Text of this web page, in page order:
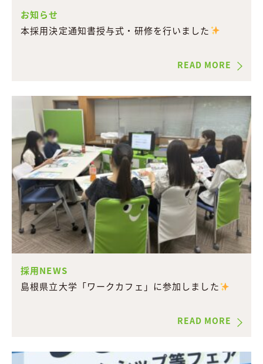
お知らせ
本採用決定通知書授与式・研修を行いました
READ MORE
採用NEWS
島根県立大学「ワークカフェ」に参加しました
READ MORE